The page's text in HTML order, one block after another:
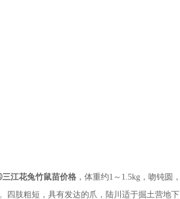
江花兔竹鼠苗价格 ，体重约1～1.5kg，吻钝圆，
四肢粗短，具有发达的爪，陆川适于掘土营地下